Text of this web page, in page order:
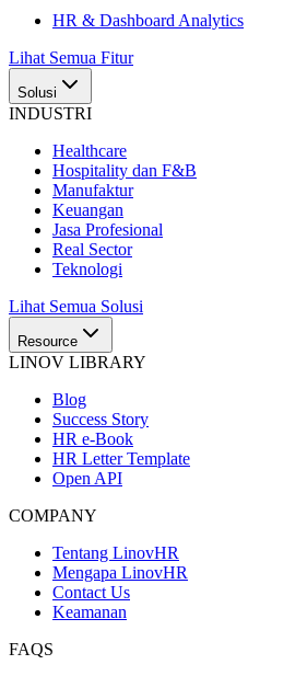
HR & Dashboard Analytics
Lihat Semua Fitur
Solusi
INDUSTRI
Healthcare
Hospitality dan F&B
Manufaktur
Keuangan
Jasa Profesional
Real Sector
Teknologi
Lihat Semua Solusi
Resource
LINOV LIBRARY
Blog
Success Story
HR e-Book
HR Letter Template
Open API
COMPANY
Tentang LinovHR
Mengapa LinovHR
Contact Us
Keamanan
FAQS